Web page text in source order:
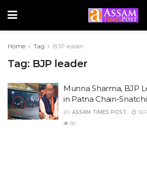
Home Tag BJP leader
Tag: BJP leader
Munna Sharma, BJP
in Patna Chain-
BY ASSAM TIMES POST
50